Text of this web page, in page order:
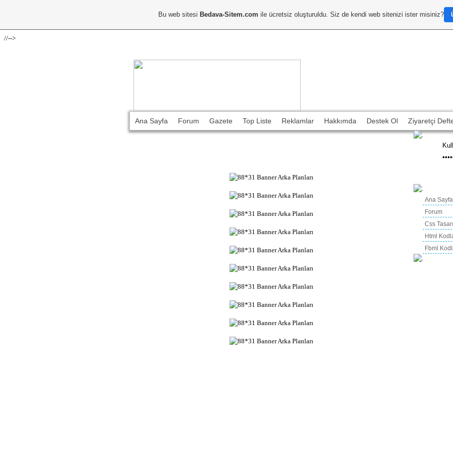
//-->
Ana Sayfa Forum Gazete Top Liste Reklamlar Hakkımda Destek Ol Ziyaretçi
Ana Sayfa
Forum
Css
Html
Fbml
Bu web sitesi Bedava-Sitem.com ile ücretsiz oluşturuldu. Siz de kendi web sitenizi ister misiniz?